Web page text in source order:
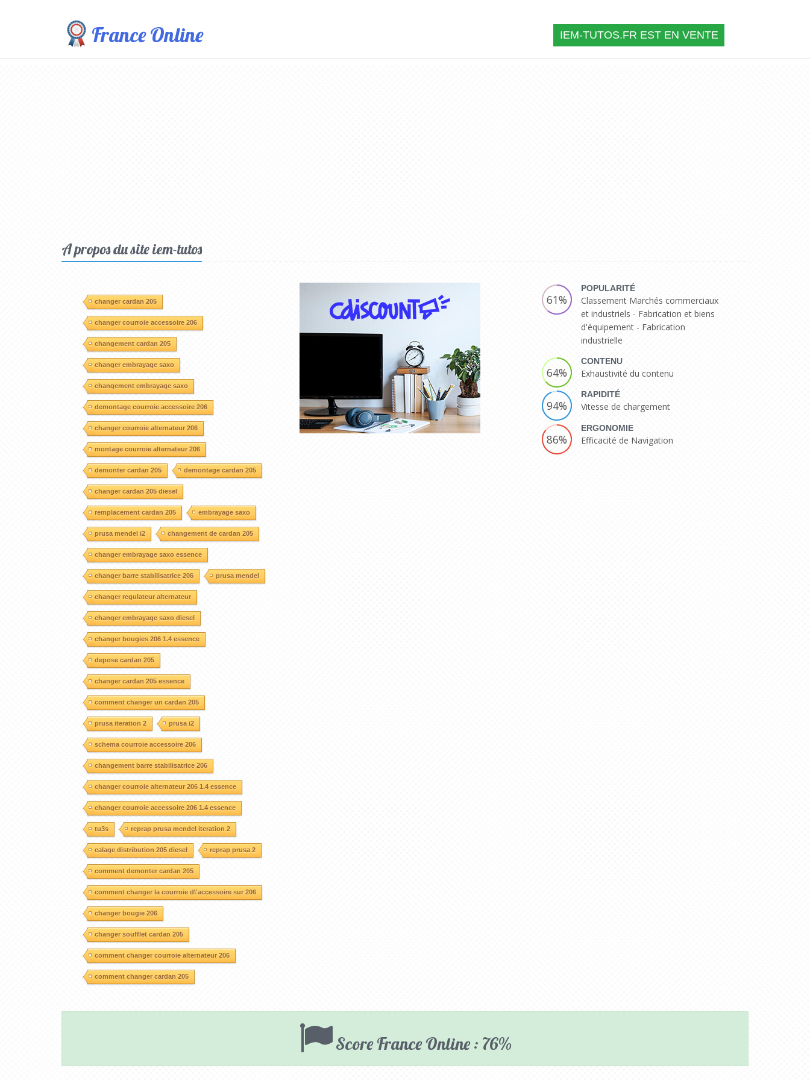
France Online IEM-TUTOS.FR EST EN VENTE
A propos du site iem-tutos
changer cardan 205
changer courroie accessoire 206
changement cardan 205
changer embrayage saxo
changement embrayage saxo
demontage courroie accessoire 206
changer courroie alternateur 206
montage courroie alternateur 206
demonter cardan 205 demontage cardan 205
changer cardan 205 diesel
remplacement cardan 205 embrayage saxo
prusa mendel i2 changement de cardan 205
changer embrayage saxo essence
changer barre stabilisatrice 206 prusa mendel
changer regulateur alternateur
changer embrayage saxo diesel
changer bougies 206 1.4 essence
depose cardan 205
changer cardan 205 essence
comment changer un cardan 205
prusa iteration 2 prusa i2
schema courroie accessoire 206
changement barre stabilisatrice 206
changer courroie alternateur 206 1.4 essence
changer courroie accessoire 206 1.4 essence
tu3s reprap prusa mendel iteration 2
calage distribution 205 diesel reprap prusa 2
comment demonter cardan 205
comment changer la courroie d\'accessoire sur 206
changer bougie 206
changer soufflet cardan 205
comment changer courroie alternateur 206
comment changer cardan 205
61%
POPULARITÉ
Classement Marchés commerciaux
et industriels - Fabrication et biens
d'équipement - Fabrication
industrielle
64%
CONTENU
Exhaustivité du contenu
94%
RAPIDITÉ
Vitesse de chargement
86%
ERGONOMIE
Efficacité de Navigation
Score France Online : 76%